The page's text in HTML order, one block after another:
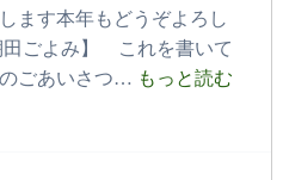
ます本年もどうぞよろし
田ごよみ】 これを書いて
ごあいさつ… もっと読む